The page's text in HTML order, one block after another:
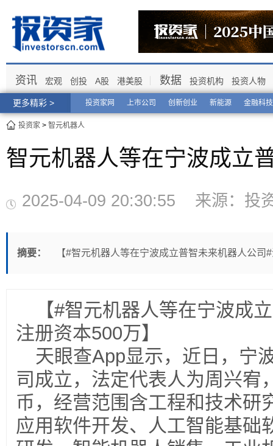
更多精彩 > 投资家网 上市公司 创新创业 新能源 金融科技
资讯 宏观 创投 A股 港美股 数据 投资机构 投资人物
投资家 > 智元机器人
智元机器人等在宁波成立
2025-04-09 20:30:55 来源：
摘要： 【#智元机器人等在宁波成立普智未来机器人公司
【#智元机器人等在宁波成
注册资本500万】
天眼查App显示，近日，宁
司成立，法定代表人为周兴宥
币，经营范围含工程和技术研
应用软件开发、人工智能基础